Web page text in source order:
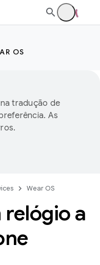
OS
tradução de
As
Wear OS
a